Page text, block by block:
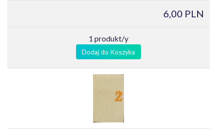
6,00 PLN
1 produkt/y
Dodaj do Koszyka